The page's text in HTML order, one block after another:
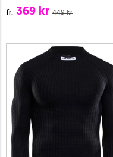
fr. 369 kr 449 kr